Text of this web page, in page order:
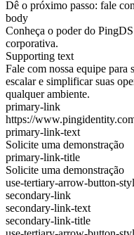
Dê o próximo passo: fale
body
Conheça o poder do
corporativa.
Supporting text
Fale com nossa equipe para
escalar e simplificar suas
qualquer ambiente.
primary-link
https://
primary-link-text
Solicite uma demonstração
primary-link-title
Solicite uma demonstração
use-tertiary-arrow-button-
secondary-link
secondary-link-text
secondary-link-title